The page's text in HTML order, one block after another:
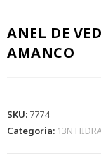
ANEL DE
AMANCO
SKU: 7774
Categoria: 13N